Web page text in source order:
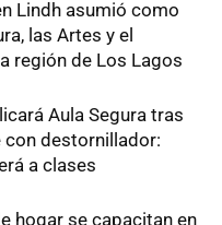
Lindh asumió como
las Artes y el
región de Los Lagos
Aula Segura tras
destornillador:
a clases
hogar se capacitan en